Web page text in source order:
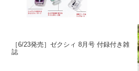
［6/23発売］ゼクシィ 8月号 付録付き雑
誌